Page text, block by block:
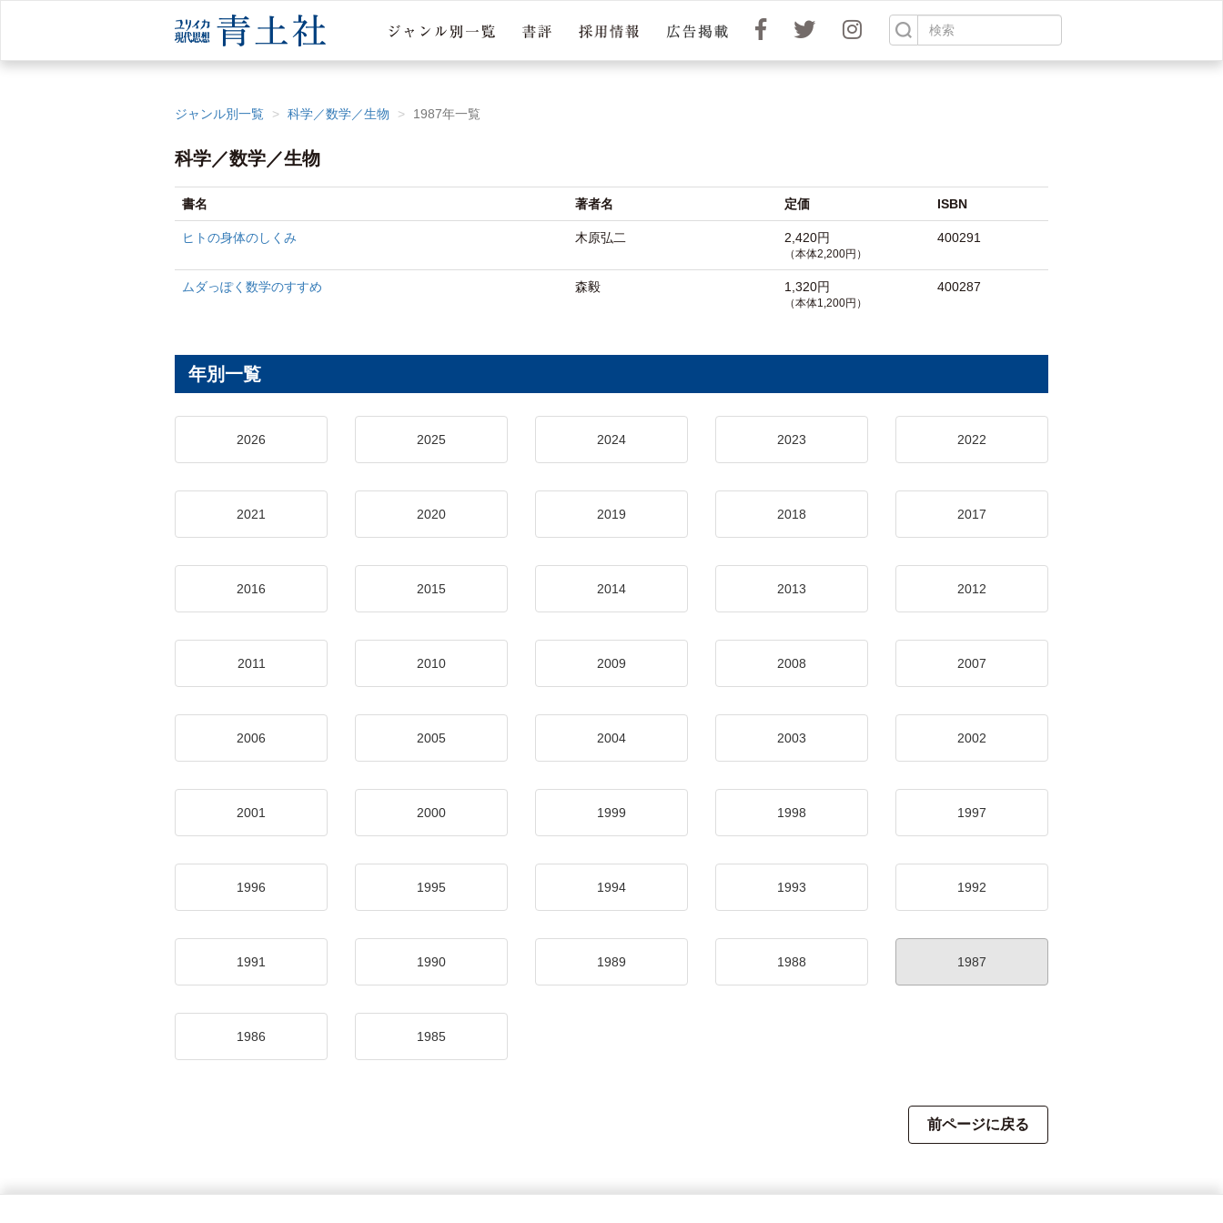
ジャンル別一覧 科学／数学／生物 1987年一覧
科学／数学／生物
書名 著者名 定価 ISBN
ヒトの身体のしくみ 木原弘二 2,420円
（本体2,200円）
400291
ムダっぽく数学のすすめ 森毅 1,320円
（本体1,200円）
400287
年別一覧
2026 2025 2024 2023 2022
2021 2020 2019 2018 2017
2016 2015 2014 2013 2012
2011 2010 2009 2008 2007
2006 2005 2004 2003 2002
2001 2000 1999 1998 1997
1996 1995 1994 1993 1992
1991 1990 1989 1988 1987
1986 1985
前ページに戻る